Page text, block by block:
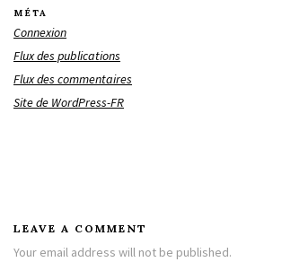
MÉTA
Connexion
Flux des publications
Flux des commentaires
Site de WordPress-FR
LEAVE A COMMENT
Your email address will not be published.